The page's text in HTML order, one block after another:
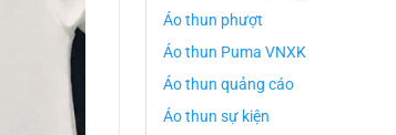
Áo thun phượt
Áo thun Puma VNXK
Áo thun quảng cáo
Áo thun sự kiện